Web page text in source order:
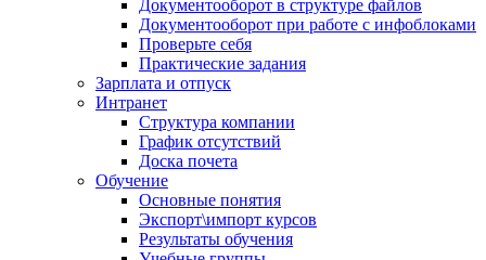
Документооборот в структуре файлов
Документооборот при работе с инфоблоками
Проверьте себя
Практические задания
Зарплата и отпуск
Интранет
Структура компании
График отсутствий
Доска почета
Обучение
Основные понятия
Экспорт\импорт курсов
Результаты обучения